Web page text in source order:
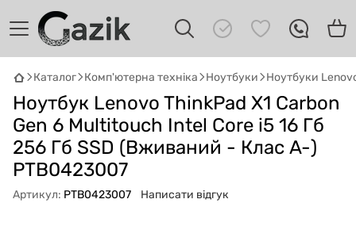
Каталог Комп'ютерна техніка Ноутбуки Ноутбуки
Ноутбук Lenovo ThinkPad X1 Carbon
Gen 6 Multitouch Intel Core i5 16 Гб
256 Гб SSD (Вживаний - Клас A-)
PTB0423007
Артикул: PTB0423007 Написати відгук
GAZIK AI
Онлайн · пошук техніки
Привіт! 👋 Я Gazik AI — допоможу
підібрати вживану комп'ютерну техніку.
Що шукаєш?